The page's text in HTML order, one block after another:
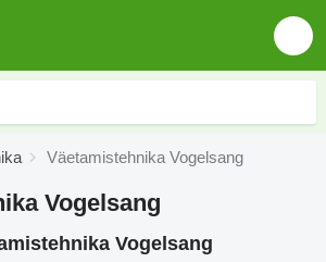
Väetamistehnika Vogelsang
Vogelsang
Vogelsang